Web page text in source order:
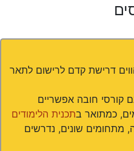
דרישת קדם לרישום לתאר
קורסי חובה אפשריים
כמתואר בתכנית הלימודים
מתחומים שונים, נדרשים